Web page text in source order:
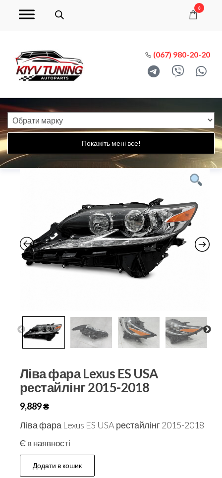
0
(067) 980-20-20
Покажіть мені все!
Ліва фара Lexus ES USA
рестайлінг 2015-2018
9,889₴
Ліва фара Lexus ES USA рестайлінг 2015-2018
Є в наявності
Додати в кошик